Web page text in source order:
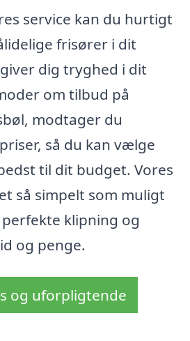
service kan du hurtigt
frisører i dit
dig tryghed i dit
om tilbud på
modtager du
så du kan vælge
til dit budget. Vores
så simpelt som muligt
klipning og
og penge.
og uforpligtende